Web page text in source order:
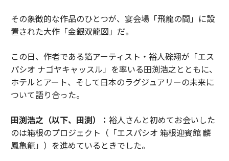
その象徴的な作品のひとつが、宴会場「飛龍の間」に設
置された大作「金銀双龍図」だ。
この日、作者である箔アーティスト・裕人礫翔が「エス
パシオ ナゴヤキャッスル」を率いる田渕浩之とともに、
ホテルとアート、そして日本のラグジュアリーの未来に
ついて語り合った。
田渕浩之（以下、田渕）： 裕人さんと初めてお会いした
のは箱根のプロジェクト（「エスパシオ 箱根迎賓館 麟
鳳亀龍」）を進めているときでした。